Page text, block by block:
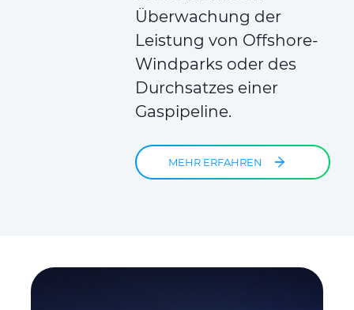
Überwachung der
Leistung von Offshore-
Windparks oder des
Durchsatzes einer
Gaspipeline.
MEHR ERFAHREN